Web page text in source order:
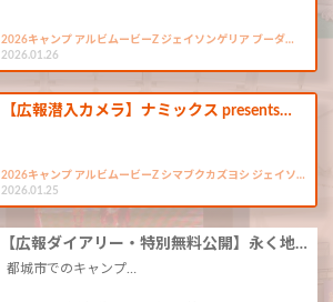
2026キャンプ アルビムービーZ ジェイソンゲリア ブーダ…
2026.01.26
【広報潜入カメラ】ナミックス presents…
2026キャンプ アルビムービーZ シマブクカズヨシ ジェイソ…
2026.01.25
【広報ダイアリー・特別無料公開】永く地…
都城市でのキャンプ…